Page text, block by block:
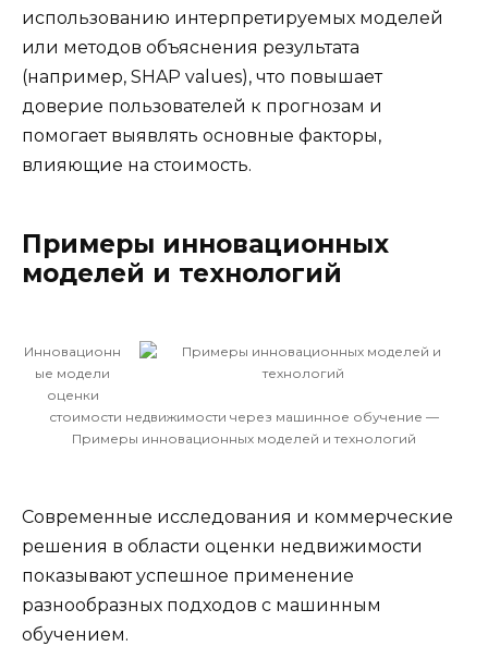
использованию интерпретируемых моделей
или методов объяснения результата
(например, SHAP values), что повышает
доверие пользователей к прогнозам и
помогает выявлять основные факторы,
влияющие на стоимость.
Примеры инновационных
моделей и технологий
Инновационн
ые модели
оценки
стоимости недвижимости через машинное обучение —
Примеры инновационных моделей и технологий
Современные исследования и коммерческие
решения в области оценки недвижимости
показывают успешное применение
разнообразных подходов с машинным
обучением.